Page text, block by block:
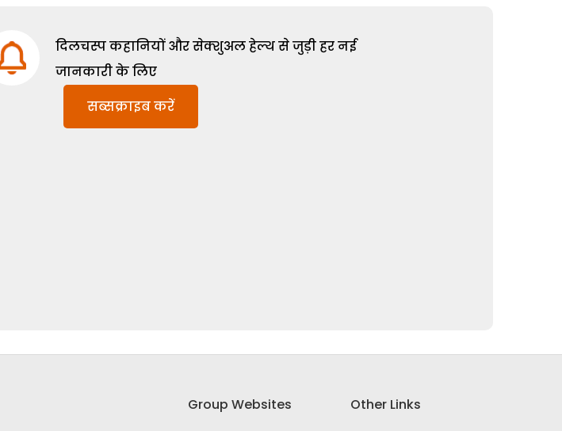
दिलचस्प कहानियों और सेक्शुअल हेल्थ से जुड़ी हर नई
जानकारी के लिए
सब्सक्राइब करें
Group Websites
Other Links